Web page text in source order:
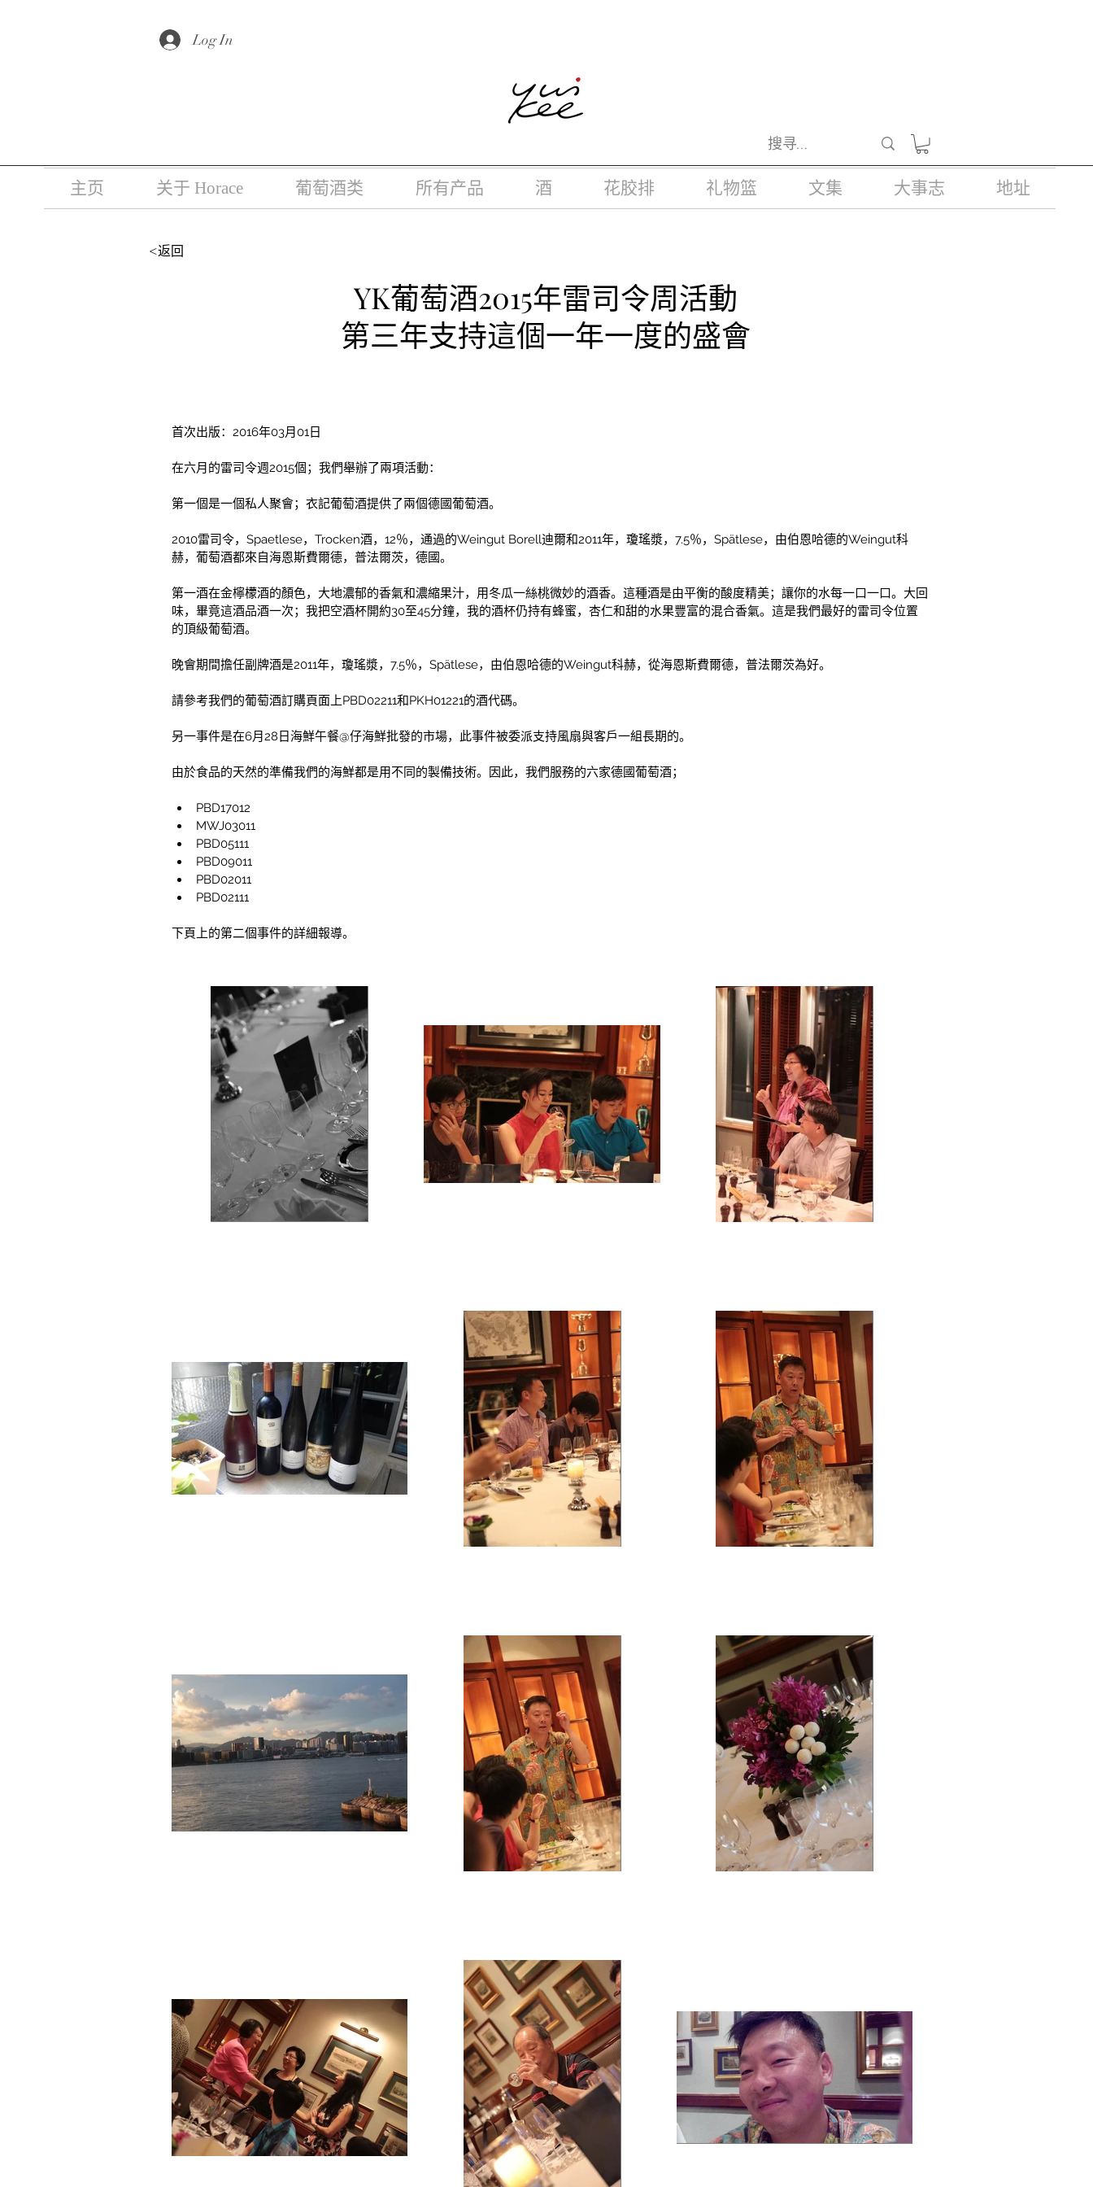
Log In
主页 关于 Horace 葡萄酒类 所有产品 酒 花胶排 礼物篮 文集 大事志 地址
<返回
YK葡萄酒2015年雷司令周活動
第三年支持這個一年一度的盛會
首次出版：2016年03月01日
在六月的雷司令週2015個；我們舉辦了兩項活動：
第一個是一個私人聚會；衣記葡萄酒提供了兩個德國葡萄酒。
2010雷司令，Spaetlese，Trocken酒，12％，通過的Weingut Borell迪爾和2011年，瓊瑤漿，7.5％，Spätlese，由伯恩哈德的Weingut科
赫，葡萄酒都來自海恩斯費爾德，普法爾茨，德國。
第一酒在金檸檬酒的顏色，大地濃郁的香氣和濃縮果汁，用冬瓜一絲桃微妙的酒香。這種酒是由平衡的酸度精美；讓你的水每一口一口。大回
味，畢竟這酒品酒一次；我把空酒杯開約30至45分鐘，我的酒杯仍持有蜂蜜，杏仁和甜的水果豐富的混合香氣。這是我們最好的雷司令位置
的頂級葡萄酒。
晚會期間擔任副牌酒是2011年，瓊瑤漿，7.5％，Spätlese，由伯恩哈德的Weingut科赫，從海恩斯費爾德，普法爾茨為好。
請參考我們的葡萄酒訂購頁面上PBD02211和PKH01221的酒代碼。
另一事件是在6月28日海鮮午餐@仔海鮮批發的市場，此事件被委派支持風扇與客戶一組長期的。
由於食品的天然的準備我們的海鮮都是用不同的製備技術。因此，我們服務的六家德國葡萄酒；
PBD17012
MWJ03011
PBD05111
PBD09011
PBD02011
PBD02111
下頁上的第二個事件的詳細報導。